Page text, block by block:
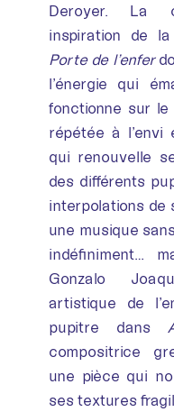
Deroyer. La
inspiration de
Porte de l’enfer
l’énergie qui
fonctionne sur le
répétée à l’envi
qui renouvelle
des différents
interpolations de
une musique
indéfiniment…
Gonzalo
artistique de
pupitre dans
compositrice
une pièce qui
ses textures